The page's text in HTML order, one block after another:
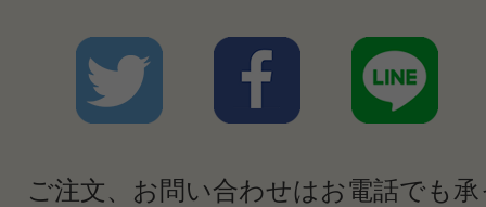
ご注文、お問い合わせはお電話でも